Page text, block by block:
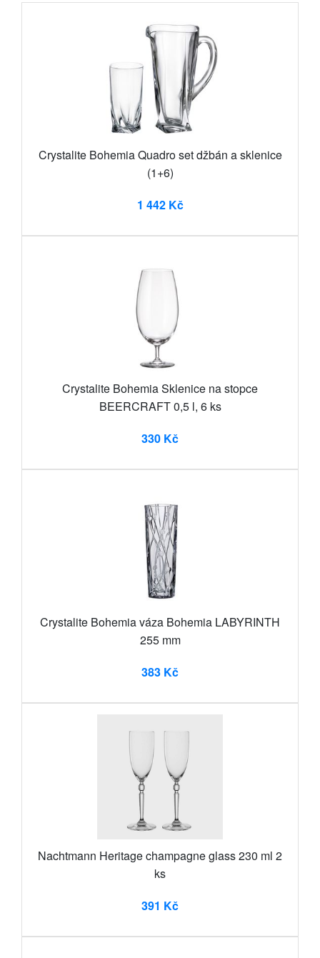
Crystalite Bohemia Quadro set džbán a sklenice
(1+6)
1 442 Kč
Crystalite Bohemia Sklenice na stopce
BEERCRAFT 0,5 l, 6 ks
330 Kč
Crystalite Bohemia váza Bohemia LABYRINTH
255 mm
383 Kč
Nachtmann Heritage champagne glass 230 ml 2
ks
391 Kč